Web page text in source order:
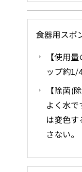
食器用スポ
【使用
ップ約1/
【除菌(
よく水
は変色
さない。